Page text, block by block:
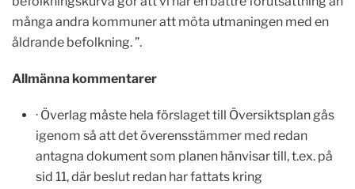
många andra kommuner att möta utmaningen med en
åldrande befolkning. ”.
Allmänna kommentarer
· Överlag måste hela förslaget till Översiktsplan gås
igenom så att det överensstämmer med redan
antagna dokument som planen hänvisar till, t.ex. på
sid 11, där beslut redan har fattats kring